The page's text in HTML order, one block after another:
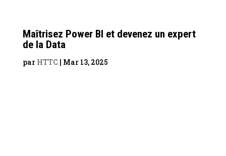
Maîtrisez Power BI et devenez un expert
de la Data
par HTTC | Mar 13, 2025